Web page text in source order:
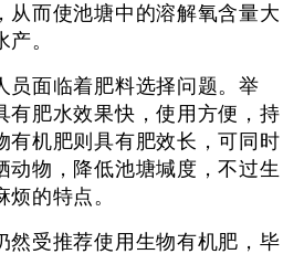
从而使池塘中的溶解氧含量大
。
员面临着肥料选择问题。举
有肥水效果快，使用方便，持
有机肥则具有肥效长，可同时
动物，降低池塘堿度，不过生
的特点。
然受推荐使用生物有机肥，毕